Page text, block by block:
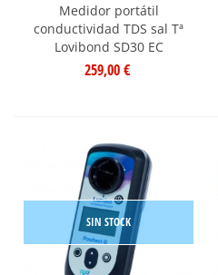
Medidor portátil
conductividad TDS sal Tª
Lovibond SD30 EC
259,00 €
SIN STOCK